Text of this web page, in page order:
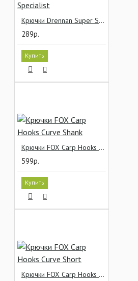
Крючки Drennan Super Specialist
289р.
Купить
Крючки FOX Carp Hooks Curve Shank
599р.
Купить
Крючки FOX Carp Hooks Curve Short